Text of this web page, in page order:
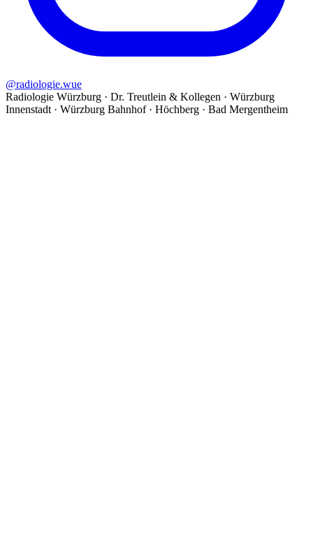
@radiologie.wue
Radiologie Würzburg · Dr. Treutlein & Kollegen · Würzburg
Innenstadt · Würzburg Bahnhof · Höchberg · Bad Mergentheim